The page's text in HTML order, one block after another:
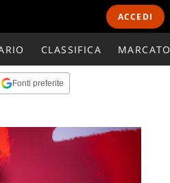
ACCEDI
CLASSIFICA
Fonti preferite